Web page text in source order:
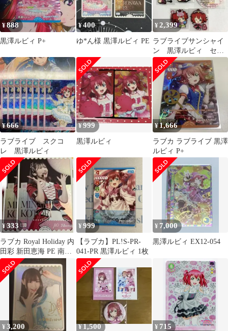
¥888
黒澤ルビィ P+
¥400
ゆ*ん様 黒澤ルビィ PE
¥2,399
ラブライブサンシャイ
ン 黒澤ルビィ セッ
ト
¥666
ラブライブ スクコ
レ 黒澤ルビィ
¥999
黒澤ルビィ
¥1,666
ラブカ ラブライブ 黒澤
ルビィ P+
¥333
ラブカ Royal Holiday 内
田彩 新田恵海 PE 南こ
とり 高坂穂乃果
¥999
【ラブカ】PL!S-PR-
041-PR 黒澤ルビィ 1枚
¥ 7,000
黒澤ルビィ EX12-054
¥3,200 ¥1,500 ¥ 715